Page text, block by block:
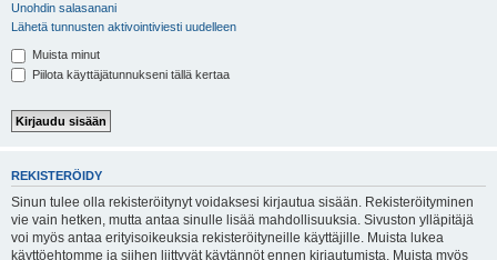
Unohdin salasanani
Lähetä tunnusten aktivointiviesti uudelleen
Muista minut
Piilota käyttäjätunnukseni tällä kertaa
REKISTERÖIDY
Sinun tulee olla rekisteröitynyt voidaksesi kirjautua sisään. Rekisteröityminen
vie vain hetken, mutta antaa sinulle lisää mahdollisuuksia. Sivuston ylläpitäjä
voi myös antaa erityisoikeuksia rekisteröityneille käyttäjille. Muista lukea
käyttöehtomme ja siihen liittyvät käytännöt ennen kirjautumista. Muista myös